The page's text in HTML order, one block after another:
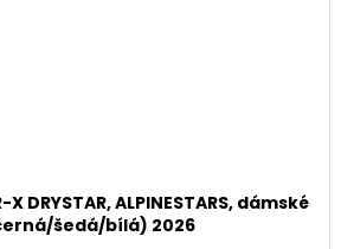
X DRYSTAR, ALPINESTARS, dámské
šedá/bílá) 2026